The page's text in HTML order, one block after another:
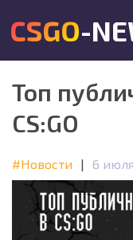
CSGO-
Топ
CS:GO
#Новости | 6